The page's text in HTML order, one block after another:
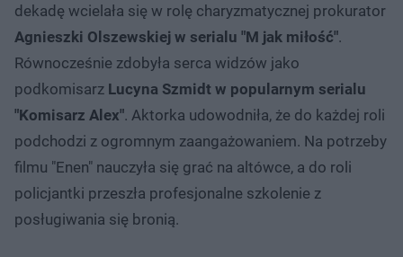
dekadę wcielała się w rolę charyzmatycznej prokurator
Agnieszki Olszewskiej w serialu "M jak miłość".
Równocześnie zdobyła serca widzów jako
podkomisarz Lucyna Szmidt w popularnym serialu
"Komisarz Alex". Aktorka udowodniła, że do każdej roli
podchodzi z ogromnym zaangażowaniem. Na potrzeby
filmu "Enen" nauczyła się grać na altówce, a do roli
policjantki przeszła profesjonalne szkolenie z
posługiwania się bronią.